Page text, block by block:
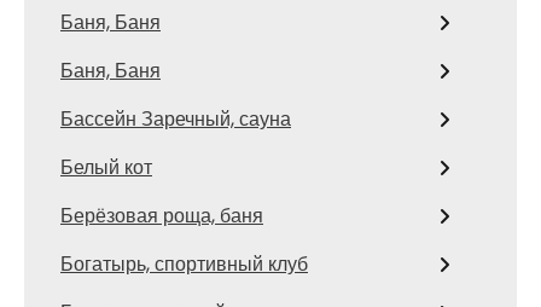
Баня, Баня
Баня, Баня
Бассейн Заречный, сауна
Белый кот
Берёзовая роща, баня
Богатырь, спортивный клуб